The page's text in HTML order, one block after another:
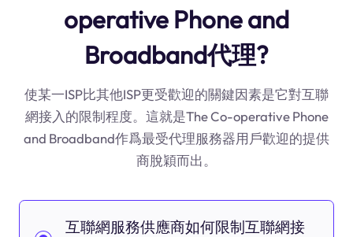
operative Phone and
Broadband代理?
使某一ISP比其他ISP更受歡迎的關鍵因素是它對互聯
網接入的限制程度。這就是The Co-operative Phone
and Broadband作爲最受代理服務器用戶歡迎的提供
商脫穎而出。
互聯網服務供應商如何限制互聯網接